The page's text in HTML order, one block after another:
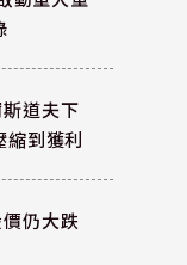
道夫下
到獲利
仍大跌